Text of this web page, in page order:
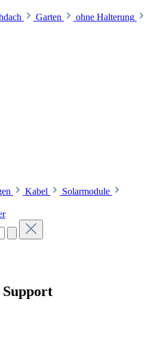
Garten
ohne Halterung
Kabel
Solarmodule
Support